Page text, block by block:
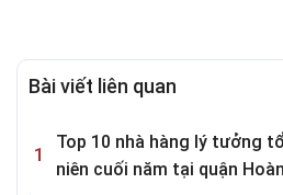
Bài viết liên quan
Top 10 nhà hàng lý tưởng
niên cuối năm tại quận